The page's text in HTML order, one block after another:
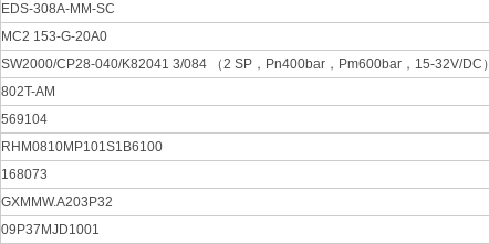
EDS-308A-MM-SC
MC2 153-G-20A0
SW2000/CP28-040/K82041 3/084 （2 SP，Pn400bar，Pm600bar，15-32V/DC）
802T-AM
569104
RHM0810MP101S1B6100
168073
GXMMW.A203P32
09P37MJD1001